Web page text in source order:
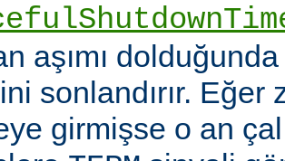
aşımı
sonlandırır. Eğer
girmişse o an